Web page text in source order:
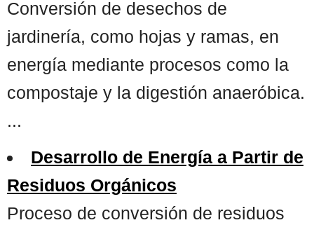
Conversión de desechos de
jardinería, como hojas y ramas, en
energía mediante procesos como la
compostaje y la digestión anaeróbica.
...
Desarrollo de Energía a Partir de
Residuos Orgánicos
Proceso de conversión de residuos